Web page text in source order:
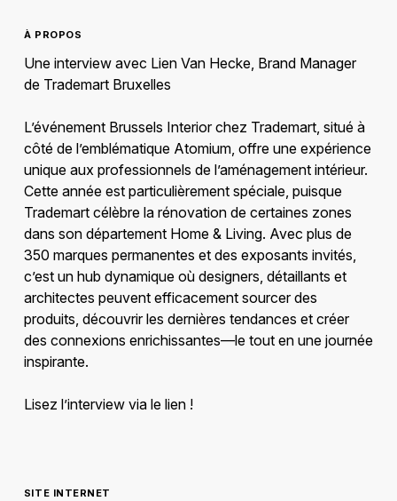
À PROPOS
Une interview avec Lien Van Hecke, Brand Manager
de Trademart Bruxelles
L’événement Brussels Interior chez Trademart, situé à
côté de l’emblématique Atomium, offre une expérience
unique aux professionnels de l’aménagement intérieur.
Cette année est particulièrement spéciale, puisque
Trademart célèbre la rénovation de certaines zones
dans son département Home & Living. Avec plus de
350 marques permanentes et des exposants invités,
c’est un hub dynamique où designers, détaillants et
architectes peuvent efficacement sourcer des
produits, découvrir les dernières tendances et créer
des connexions enrichissantes—le tout en une journée
inspirante.
Lisez l’interview via le lien !
SITE INTERNET